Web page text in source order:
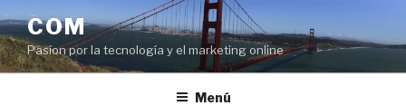
al
contenido
COM
Pasíon por la tecnología y el marketing online
Menú